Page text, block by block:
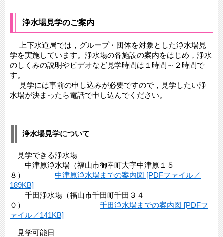
浄水場見学のご案内
上下水道局では，グループ・団体を対象とした浄水場見
学を実施しています。浄水場の各施設の案内をはじめ，浄水
のしくみの説明やビデオなど見学時間は１時間～２時間で
す。
見学には事前の申し込みが必要ですので，見学したい浄
水場が決まったら電話で申し込んでください。
浄水場見学について
見学できる浄水場
中津原浄水場（福山市御幸町大字中津原１５
８） 中津原浄水場までの案内図 [PDFファイル／
189KB]
千田浄水場（福山市千田町千田３４
０） 千田浄水場までの案内図 [PDFフ
ァイル／141KB]
見学可能日